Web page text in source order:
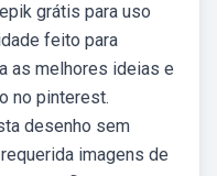
grátis para uso
feito para
as melhores ideias e
no pinterest.
desenho sem
imagens de